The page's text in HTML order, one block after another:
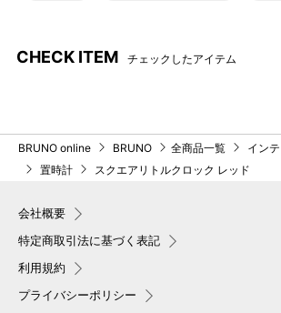
CHECK ITEM チェックしたアイテム
BRUNO online BRUNO 全商品一覧 イン
置時計
スクエアリトルクロック レッド
会社概要
特定商取引法に基づく表記
利用規約
プライバシーポリシー